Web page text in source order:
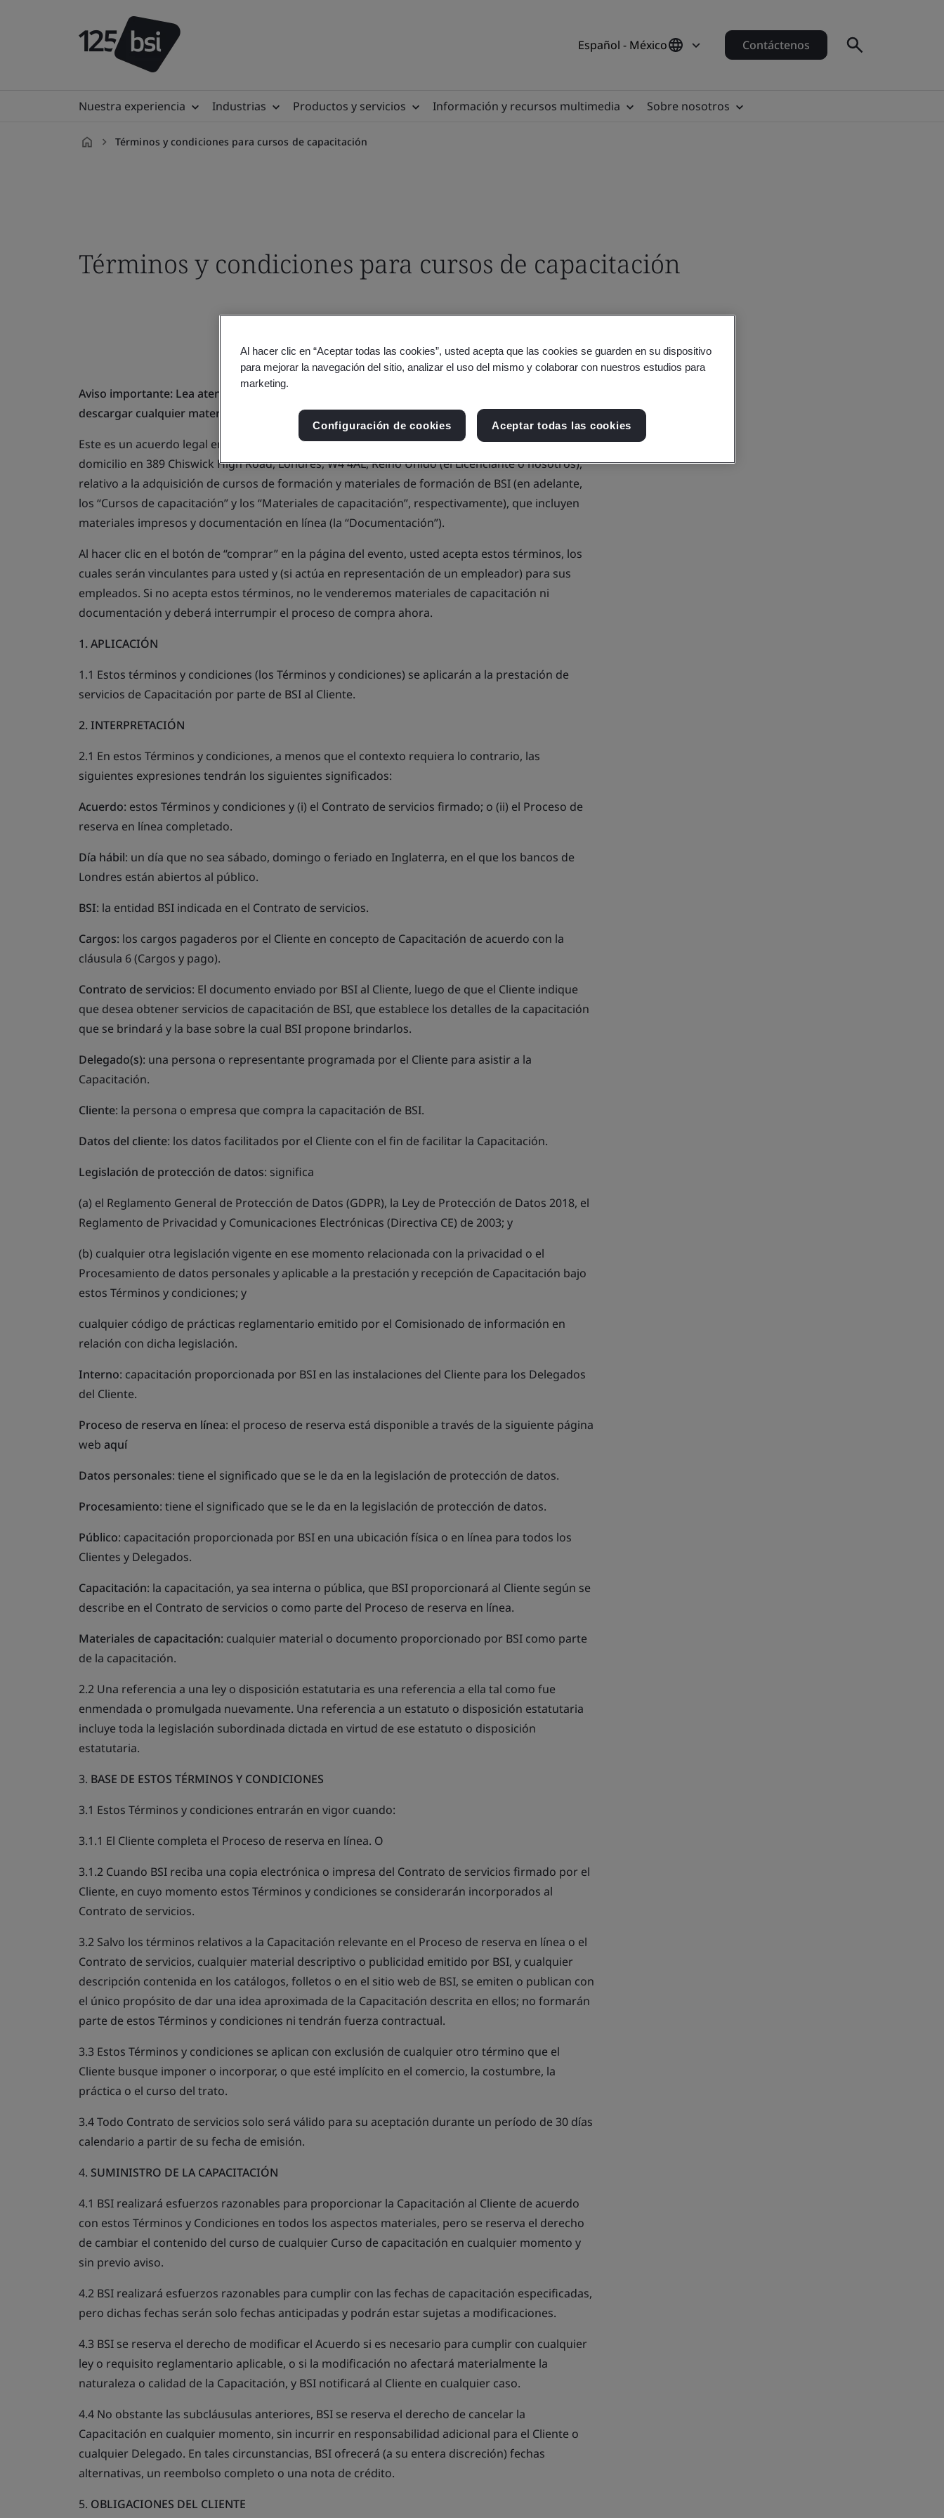
Español - México Contáctenos
Nuestra experiencia Industrias Productos y servicios Información y recursos multimedia Sobre nosotros
Términos y condiciones para cursos de capacitación
Términos y condiciones para cursos de capacitación
Aviso importante: Lea atentamente antes de comprar cursos de capacitación o acceder o
descargar cualquier material de capacitación de este sitio web.
Este es un acuerdo legal entre usted (el Licenciatario o usted) y BSI Assurance UK Limited, con
domicilio en 389 Chiswick High Road, Londres, W4 4AL, Reino Unido (el Licenciante o nosotros),
relativo a la adquisición de cursos de formación y materiales de formación de BSI (en adelante,
los “Cursos de capacitación” y los “Materiales de capacitación”, respectivamente), que incluyen
materiales impresos y documentación en línea (la “Documentación”).
Al hacer clic en el botón de “comprar” en la página del evento, usted acepta estos términos, los
cuales serán vinculantes para usted y (si actúa en representación de un empleador) para sus
empleados. Si no acepta estos términos, no le venderemos materiales de capacitación ni
documentación y deberá interrumpir el proceso de compra ahora.
1. APLICACIÓN
1.1 Estos términos y condiciones (los Términos y condiciones) se aplicarán a la prestación de
servicios de Capacitación por parte de BSI al Cliente.
2. INTERPRETACIÓN
2.1 En estos Términos y condiciones, a menos que el contexto requiera lo contrario, las
siguientes expresiones tendrán los siguientes significados:
Acuerdo: estos Términos y condiciones y (i) el Contrato de servicios firmado; o (ii) el Proceso de
reserva en línea completado.
Día hábil: un día que no sea sábado, domingo o feriado en Inglaterra, en el que los bancos de
Londres están abiertos al público.
BSI: la entidad BSI indicada en el Contrato de servicios.
Cargos: los cargos pagaderos por el Cliente en concepto de Capacitación de acuerdo con la
cláusula 6 (Cargos y pago).
Contrato de servicios: El documento enviado por BSI al Cliente, luego de que el Cliente indique
que desea obtener servicios de capacitación de BSI, que establece los detalles de la capacitación
que se brindará y la base sobre la cual BSI propone brindarlos.
Delegado(s): una persona o representante programada por el Cliente para asistir a la
Capacitación.
Cliente: la persona o empresa que compra la capacitación de BSI.
Datos del cliente: los datos facilitados por el Cliente con el fin de facilitar la Capacitación.
Legislación de protección de datos: significa
(a) el Reglamento General de Protección de Datos (GDPR), la Ley de Protección de Datos 2018, el
Reglamento de Privacidad y Comunicaciones Electrónicas (Directiva CE) de 2003; y
(b) cualquier otra legislación vigente en ese momento relacionada con la privacidad o el
Procesamiento de datos personales y aplicable a la prestación y recepción de Capacitación bajo
estos Términos y condiciones; y
cualquier código de prácticas reglamentario emitido por el Comisionado de información en
relación con dicha legislación.
Interno: capacitación proporcionada por BSI en las instalaciones del Cliente para los Delegados
del Cliente.
Proceso de reserva en línea: el proceso de reserva está disponible a través de la siguiente página
web aquí
Datos personales: tiene el significado que se le da en la legislación de protección de datos.
Procesamiento: tiene el significado que se le da en la legislación de protección de datos.
Público: capacitación proporcionada por BSI en una ubicación física o en línea para todos los
Clientes y Delegados.
Capacitación: la capacitación, ya sea interna o pública, que BSI proporcionará al Cliente según se
describe en el Contrato de servicios o como parte del Proceso de reserva en línea.
Materiales de capacitación: cualquier material o documento proporcionado por BSI como parte
de la capacitación.
2.2 Una referencia a una ley o disposición estatutaria es una referencia a ella tal como fue
enmendada o promulgada nuevamente. Una referencia a un estatuto o disposición estatutaria
incluye toda la legislación subordinada dictada en virtud de ese estatuto o disposición
estatutaria.
3. BASE DE ESTOS TÉRMINOS Y CONDICIONES
3.1 Estos Términos y condiciones entrarán en vigor cuando:
3.1.1 El Cliente completa el Proceso de reserva en línea. O
3.1.2 Cuando BSI reciba una copia electrónica o impresa del Contrato de servicios firmado por el
Cliente, en cuyo momento estos Términos y condiciones se considerarán incorporados al
Contrato de servicios.
3.2 Salvo los términos relativos a la Capacitación relevante en el Proceso de reserva en línea o el
Contrato de servicios, cualquier material descriptivo o publicidad emitido por BSI, y cualquier
descripción contenida en los catálogos, folletos o en el sitio web de BSI, se emiten o publican con
el único propósito de dar una idea aproximada de la Capacitación descrita en ellos; no formarán
parte de estos Términos y condiciones ni tendrán fuerza contractual.
3.3 Estos Términos y condiciones se aplican con exclusión de cualquier otro término que el
Cliente busque imponer o incorporar, o que esté implícito en el comercio, la costumbre, la
práctica o el curso del trato.
3.4 Todo Contrato de servicios solo será válido para su aceptación durante un período de 30 días
calendario a partir de su fecha de emisión.
4. SUMINISTRO DE LA CAPACITACIÓN
4.1 BSI realizará esfuerzos razonables para proporcionar la Capacitación al Cliente de acuerdo
con estos Términos y Condiciones en todos los aspectos materiales, pero se reserva el derecho
de cambiar el contenido del curso de cualquier Curso de capacitación en cualquier momento y
sin previo aviso.
4.2 BSI realizará esfuerzos razonables para cumplir con las fechas de capacitación especificadas,
pero dichas fechas serán solo fechas anticipadas y podrán estar sujetas a modificaciones.
4.3 BSI se reserva el derecho de modificar el Acuerdo si es necesario para cumplir con cualquier
ley o requisito reglamentario aplicable, o si la modificación no afectará materialmente la
naturaleza o calidad de la Capacitación, y BSI notificará al Cliente en cualquier caso.
4.4 No obstante las subcláusulas anteriores, BSI se reserva el derecho de cancelar la
Capacitación en cualquier momento, sin incurrir en responsabilidad adicional para el Cliente o
cualquier Delegado. En tales circunstancias, BSI ofrecerá (a su entera discreción) fechas
alternativas, un reembolso completo o una nota de crédito.
5. OBLIGACIONES DEL CLIENTE
Al hacer clic en “Aceptar todas las cookies”, usted acepta que las cookies se guarden en su dispositivo
para mejorar la navegación del sitio, analizar el uso del mismo y colaborar con nuestros estudios para
marketing.
Configuración de cookies Aceptar todas las cookies